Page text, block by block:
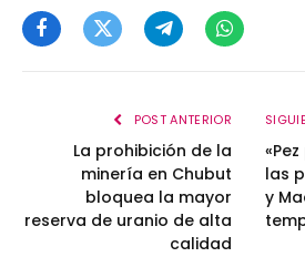
FacebookTwitterTelegramWhatsApp
POST ANTERIOR
La prohibición de la
minería en Chubut
bloquea la mayor
reserva de uranio de alta
calidad
las
y